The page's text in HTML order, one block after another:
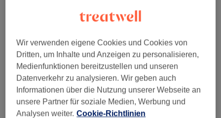
erstklassige Profis auf Ihren Besuch.
Finde die besten Salons in deiner Nähe
Auf Treatwell finden
Wir verwenden eigene Cookies und Cookies von
Dritten, um Inhalte und Anzeigen zu personalisieren,
Medienfunktionen bereitzustellen und unseren
Datenverkehr zu analysieren. Wir geben auch
Informationen über die Nutzung unserer Webseite an
unsere Partner für soziale Medien, Werbung und
Analysen weiter. Cookie-Richtlinien